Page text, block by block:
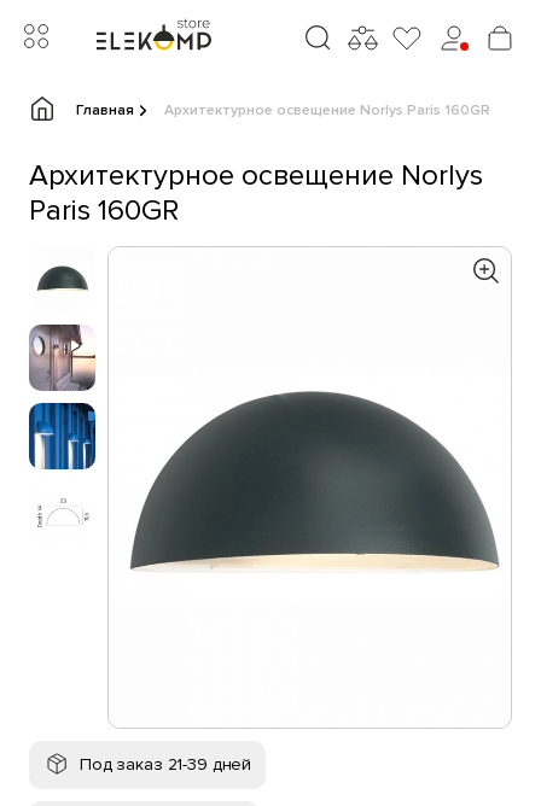
Главная Архитектурное освещение Norlys Paris 160GR
Архитектурное освещение Norlys
Paris 160GR
Под заказ 21-39 дней